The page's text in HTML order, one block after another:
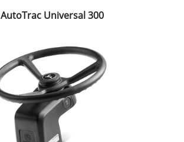
AutoTrac Universal 300